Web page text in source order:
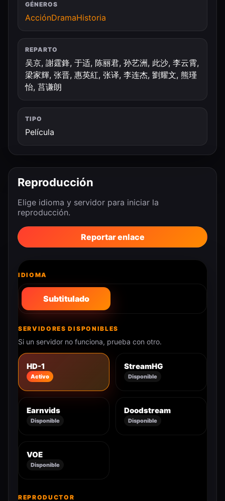
GÉNEROS
AcciónDramaHistoria
REPARTO
吴京, 謝霆鋒, 于适, 陈丽君, 孙艺洲, 此沙, 李云霄,
梁家輝, 张晋, 惠英紅, 张译, 李连杰, 劉耀文, 熊瑾
怡, 莒谦朗
TIPO
Película
Reproducción
Elige idioma y servidor para iniciar la
reproducción.
Reportar enlace
IDIOMA
Subtitulado
SERVIDORES DISPONIBLES
Si un servidor no funciona, prueba con otro.
HD-1
Activo
StreamHG
Disponible
Earnvids
Disponible
Doodstream
Disponible
VOE
Disponible
REPRODUCTOR